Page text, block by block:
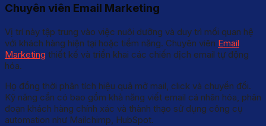
Chuyên viên Email Marketing
Vị trí này tập trung vào việc nuôi dưỡng và duy trì mối quan hệ
với khách hàng hiện tại hoặc tiềm năng. Chuyên viên Email
Marketing thiết kế và triển khai các chiến dịch email tự động
hóa.
Họ đồng thời phân tích hiệu quả mở mail, click và chuyển đổi.
Kỹ năng cần có bao gồm khả năng viết email cá nhân hóa, phân
đoạn khách hàng chính xác và thành thạo sử dụng công cụ
automation như Mailchimp, HubSpot.